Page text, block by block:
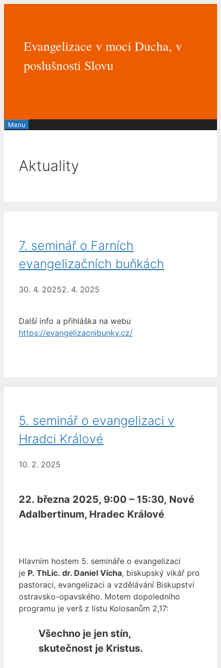
Evangelizace v moci Ducha, v
poslušnosti Slovu
Menu
Aktuality
7. seminář o Farních
evangelizačních buňkách
30. 4. 20252. 4. 2025
Další info a přihláška na webu
https://evangelizacnibunky.cz/
5. seminář o evangelizaci v
Hradci Králové
10. 2. 2025
22. března 2025, 9:00 – 15:30, Nové
Adalbertinum, Hradec Králové
Hlavním hostem 5. semináře o evangelizaci
je P. ThLic. dr. Daniel Vícha, biskupský vikář pro
pastoraci, evangelizaci a vzdělávání Biskupství
ostravsko-opavského. Motem dopoledního
programu je verš z listu Kolosanům 2,17:
Všechno je jen stín,
skutečnost je Kristus.